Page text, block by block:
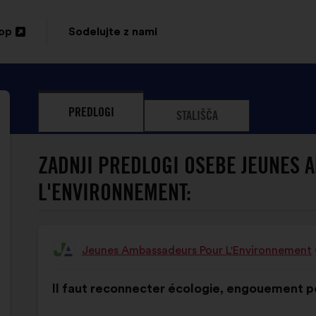
Sodelujte z nami
PREDLOGI STALIŠČA
ZADNJI PREDLOGI OSEBE JEUNES
L'ENVIRONNEMENT:
Predlog:
Jeunes Ambassadeurs Pour L'Environnement
predloga:
Il faut reconnecter écologie, engouement
naslednjo